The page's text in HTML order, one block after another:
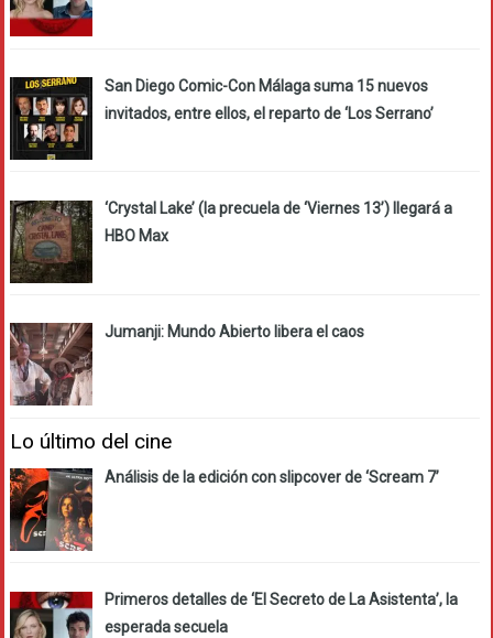
San Diego Comic-Con Málaga suma 15 nuevos
invitados, entre ellos, el reparto de ‘Los Serrano’
‘Crystal Lake’ (la precuela de ‘Viernes 13’) llegará a
HBO Max
Jumanji: Mundo Abierto libera el caos
Lo último del cine
Análisis de la edición con slipcover de ‘Scream 7’
Primeros detalles de ‘El Secreto de La Asistenta’, la
esperada secuela